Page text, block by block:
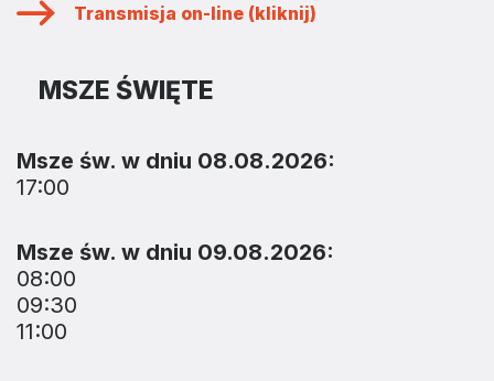
Transmisja on-line (kliknij)
MSZE ŚWIĘTE
Msze św. w dniu 08.08.2026:
17:00
Msze św. w dniu 09.08.2026:
08:00
09:30
11:00